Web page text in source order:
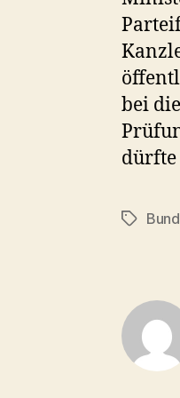
bei
dürfte